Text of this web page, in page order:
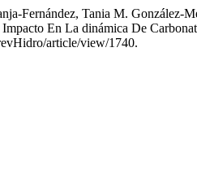
Fernández, Tania M.
En La dinámica De
article/view/1740.